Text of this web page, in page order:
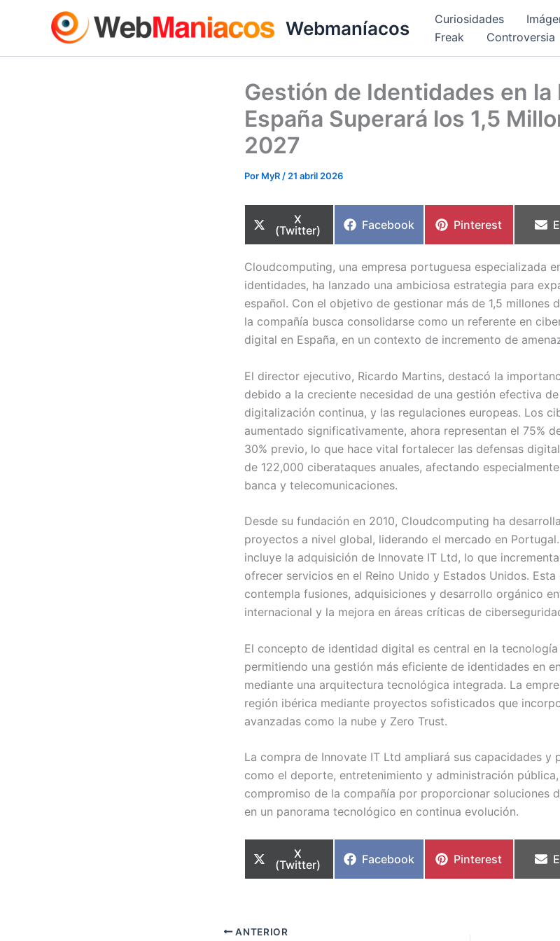
Webmaníacos Curiosidades
Freak
Controversia
Gestión de Identidades en la
España Superará los 1,5
2027
Por MyR / 21 abril 2026
Compartir
en
X
(Twitter)
Compartir
Facebook
Compartir
Pinterest
Cloudcomputing, una empresa portuguesa especializada
identidades, ha lanzado una ambiciosa estrategia para
español. Con el objetivo de gestionar más de 1,5 millones
la compañía busca consolidarse como un referente en
digital en España, en un contexto de incremento de
El director ejecutivo, Ricardo Martins, destacó la
debido a la creciente necesidad de una gestión efectiva
digitalización continua, y las regulaciones europeas. Los
aumentado significativamente, ahora representan el 75%
30% previo, lo que hace vital fortalecer las defensas
de 122,000 ciberataques anuales, afectando
banca y telecomunicaciones.
Desde su fundación en 2010, Cloudcomputing ha
proyectos a nivel global, liderando el mercado en
incluye la adquisición de Innovate IT Ltd, lo que
ofrecer servicios en el Reino Unido y Estados Unidos.
contempla fusiones, adquisiciones y desarrollo orgánico
internacional y la mejora en áreas críticas de
El concepto de identidad digital es central en la
permitiendo una gestión más eficiente de identidades en
mediante una arquitectura tecnológica integrada. La
región ibérica mediante proyectos sofisticados que
avanzadas como la nube y Zero Trust.
La compra de Innovate IT Ltd ampliará sus capacidades y
como el deporte, entretenimiento y administración
compromiso de la compañía por proporcionar soluciones
en un panorama tecnológico en continua evolución.
Compartir
en
X
(Twitter)
Compartir
Facebook
Compartir
Pinterest
ANTERIOR